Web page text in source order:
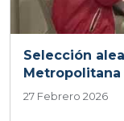
Selección
Metropolitana
27 Febrero 2026